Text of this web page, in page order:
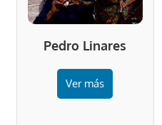
Pedro Linares
Ver más